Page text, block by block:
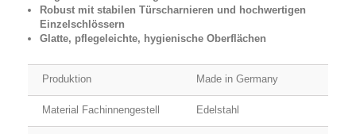
Robust mit stabilen Türscharnieren und hochwertigen
Einzelschlössern
Glatte, pflegeleichte, hygienische Oberflächen
Produktion Made in Germany
Material Fachinnengestell Edelstahl